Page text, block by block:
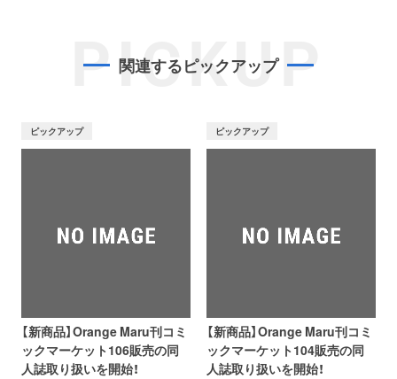
PICKUP
関連するピックアップ
ピックアップ
【新商品】Orange Maru刊コミ
ックマーケット106販売の同
人誌取り扱いを開始！
ピックアップ
【新商品】Orange Maru刊コミ
ックマーケット104販売の同
人誌取り扱いを開始！